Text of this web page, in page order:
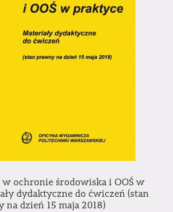
ochronie środowiska i OOŚ w
dydaktyczne do ćwiczeń (stan
na dzień 15 maja 2018)